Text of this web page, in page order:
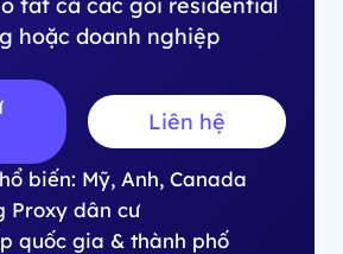
hoặc doanh nghiệp
Liên hệ
biến: Mỹ, Anh, Canada
Proxy dân cư
quốc gia & thành phố